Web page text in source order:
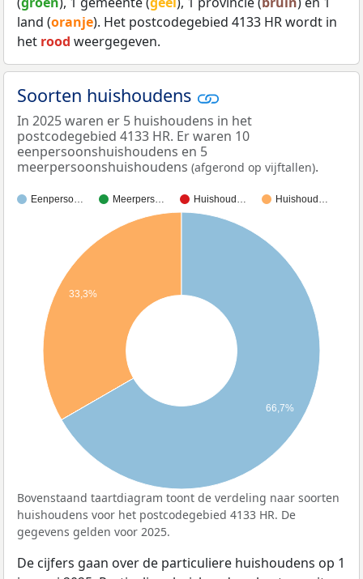
land (oranje). Het postcodegebied 4133 HR wordt in
het rood weergegeven.
Soorten huishoudens
In 2025 waren er 5 huishoudens in het
postcodegebied 4133 HR. Er waren 10
eenpersoonshuishoudens en 5
meerpersoonshuishoudens (afgerond op vijftallen).
Eenperso… Meerpers… Huishoud… Huishoud…
33,3%
66,7%
Bovenstaand taartdiagram toont de verdeling naar soorten
huishoudens voor het postcodegebied 4133 HR. De
gegevens gelden voor 2025.
De cijfers gaan over de particuliere huishoudens op 1